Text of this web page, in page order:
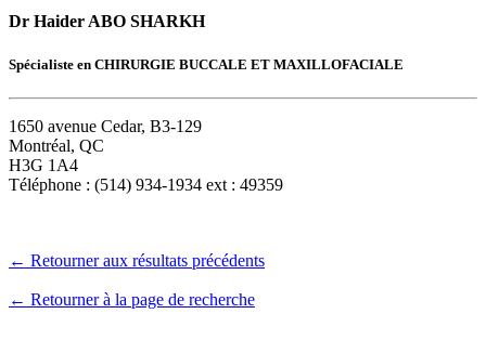
Dr Haider ABO SHARKH
Spécialiste en CHIRURGIE BUCCALE ET MAXILLOFACIALE
1650 avenue Cedar, B3-129
Montréal, QC
H3G 1A4
Téléphone : (514) 934-1934 ext : 49359
← Retourner aux résultats précédents
← Retourner à la page de recherche